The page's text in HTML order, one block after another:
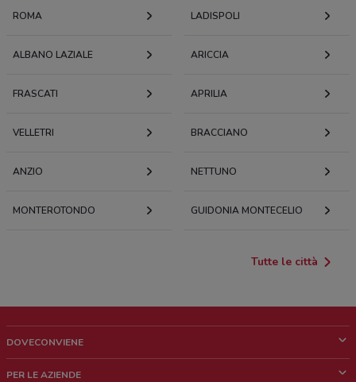
ROMA LADISPOLI
ALBANO LAZIALE ARICCIA
FRASCATI APRILIA
VELLETRI BRACCIANO
ANZIO NETTUNO
MONTEROTONDO GUIDONIA MONTECELIO
Tutte le città
DOVECONVIENE
PER LE AZIENDE